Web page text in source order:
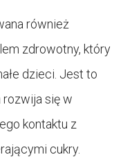
również
zdrowotny, który
dzieci. Jest to
się w
kontaktu z
cukry.